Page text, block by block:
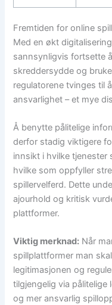
Fremtiden for online
Med en økt
sannsynligvis fortsette
skreddersydde og
regulatorene tvinges til
ansvarlighet – et mye
Å benytte pålitelige
derfor stadig viktigere
innsikt i hvilke tjenester
hvilke som oppfyller
spillervelferd. Dette
ajourhold og kritisk
plattformer.
Viktig merknad: Når
spillplattformer man
legitimasjonen og
tilgjengelig via pålitelige
og mer ansvarlig